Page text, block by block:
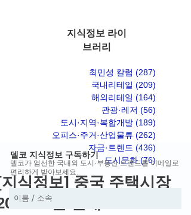
지식정보 라이
브러리
최민성 칼럼 (287)
국내리테일 (209)
해외리테일 (164)
관광·레저 (56)
도시·지역·복합개발 (189)
오피스·주거·산업물류 (262)
자금·트렌드 (436)
도시문화 (76)게시물 76
식정보] 중국 주택시장
월 현재
델코 지식정보 구독하기
델코가 엄선한 국내외 도시·부동산 트렌드를 이메일로
편리하게 받아보세요.